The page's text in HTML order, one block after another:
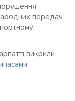
передач
викрили